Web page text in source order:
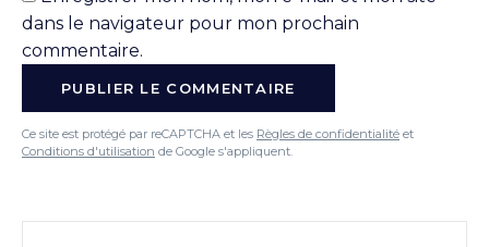
dans le navigateur pour mon prochain
commentaire.
Ce site est protégé par reCAPTCHA et les Règles de confidentialité et
Conditions d'utilisation de Google s'appliquent.